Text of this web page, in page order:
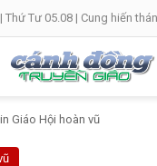
Giáo Hội hoàn vũ